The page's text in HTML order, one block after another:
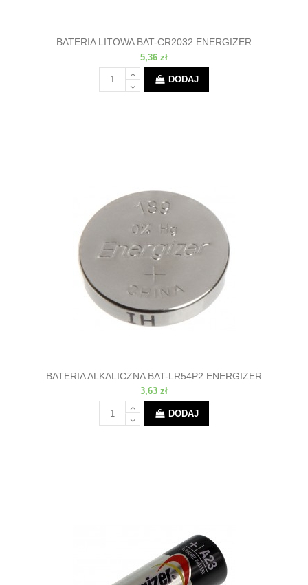
BATERIA LITOWA BAT-CR2032 ENERGIZER
5,36 zł
DODAJ
BATERIA ALKALICZNA BAT-LR54P2 ENERGIZER
3,63 zł
DODAJ